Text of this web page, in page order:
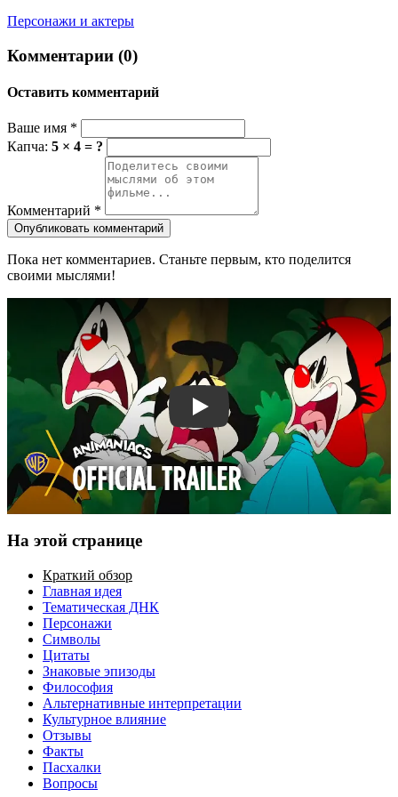
Персонажи и актеры
Комментарии (0)
Оставить комментарий
Ваше имя *
Капча: 5 × 4 = ?
Комментарий *
Опубликовать комментарий
Пока нет комментариев. Станьте первым, кто поделится
своими мыслями!
Смотреть трейлер
На этой странице
Краткий обзор
Главная идея
Тематическая ДНК
Персонажи
Символы
Цитаты
Знаковые эпизоды
Философия
Альтернативные интерпретации
Культурное влияние
Отзывы
Факты
Пасхалки
Вопросы